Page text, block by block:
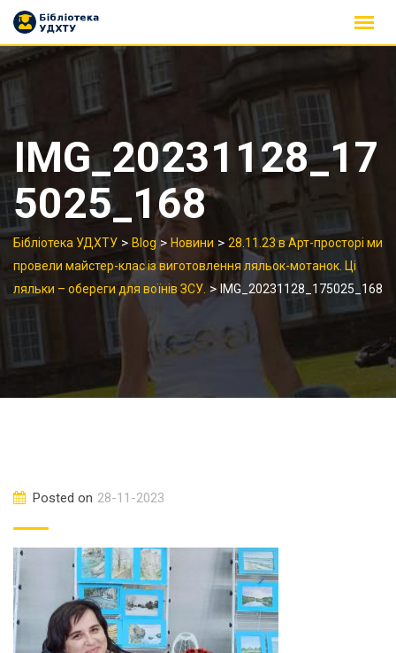
Skip
content
IMG_20231128_17
5025_168
Бібліотека УДХТУ > Blog > Новини > 28.11.23 в Арт-просторі ми
провели майстер-клас із виготовлення ляльок-мотанок. Ці
ляльки – обереги для воїнів ЗСУ. > IMG_20231128_175025_168
Posted on 28-11-2023